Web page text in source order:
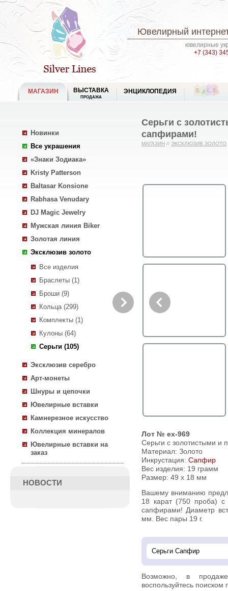
Ювелирный
ювелирные
+7 (343)
МАГАЗИН ВЫСТАВКА
ПРОДАЖА
ЭНЦИКЛОПЕДИЯ
Новинки
Все украшения
«Знаки Зодиака»
Kristy Patterson
Baltasar Konsione
Rabhasa Venudary
DJ Magic Jewelry
Мужская линия Biker
Золотая линия
Эксклюзив золото
Все изделия
Браслеты (1)
Броши (9)
Кольца (299)
Комплекты (1)
Кулоны (64)
Серьги (105)
Эксклюзив серебро
Арт-монеты
Шнуры и цепочки
Ювелирные вставки
Камнерезное искусство
Коллекция минералов
Ювелирные вставки на
заказ
НОВОСТИ
Серьги с
сапфирами!
МАГАЗИН // ЭКСКЛЮЗИВ ЗОЛОТО
Лот № ex-969
Серьги с золотистыми и
Материал: Золото
Инкрустация: Сапфир
Вес изделия: 19 грамм
Размер: 49 х 18 мм
Вашему вниманию предлагаются роскошные серьги из золота
18 карат (750 проба) с
сапфирами! Диаметр
мм. Вес пары 19 г.
Возможно, в
воспользуйтесь поиском